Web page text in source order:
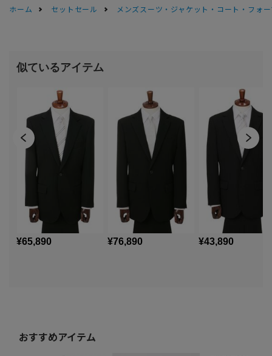
ホーム
セットセール メンズスーツ・ジャケット・コート・フォ